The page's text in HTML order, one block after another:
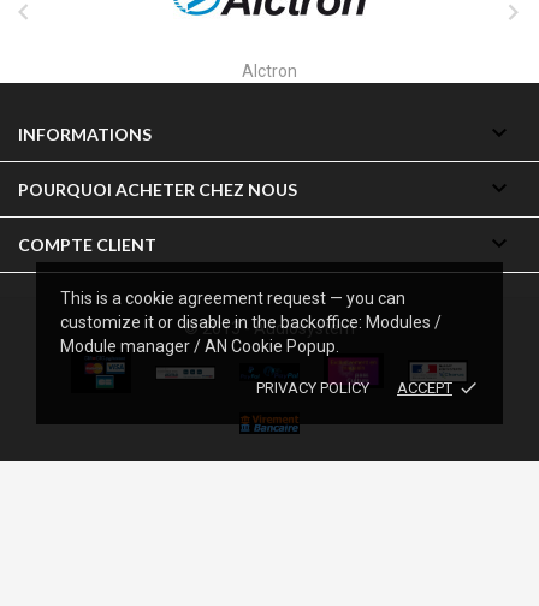
This is a cookie agreement request — you can
customize it or disable in the backoffice: Modules /
Module manager / AN Cookie Popup.
PRIVACY POLICY ACCEPT done

Alesis

INFORMATIONS 
POURQUOI ACHETER CHEZ NOUS 
COMPTE CLIENT 
© 2013 - Audiosystem